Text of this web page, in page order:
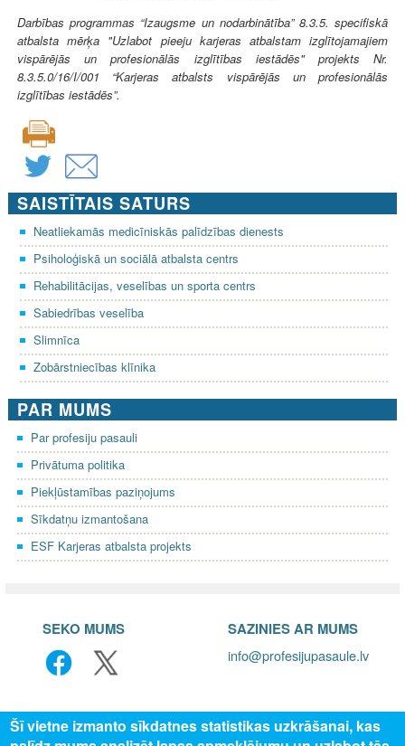
Darbības programmas “Izaugsme un nodarbinātība” 8.3.5. specifiskā
atbalsta mērķa "Uzlabot pieeju karjeras atbalstam izglītojamajiem
vispārējās un profesionālās izglītības iestādēs" projekts Nr.
8.3.5.0/16/I/001 “Karjeras atbalsts vispārējās un profesionālās
izglītības iestādēs”.
SAISTĪTAIS SATURS
Neatliekamās medicīniskās palīdzības dienests
Psiholoģiskā un sociālā atbalsta centrs
Rehabilitācijas, veselības un sporta centrs
Sabiedrības veselība
Slimnīca
Zobārstniecības klīnika
PAR MUMS
Par profesiju pasauli
Privātuma politika
Piekļūstamības paziņojums
Sīkdatņu izmantošana
ESF Karjeras atbalsta projekts
SEKO MUMS SAZINIES AR MUMS
info@profesijupasaule.lv
Šī vietne izmanto sīkdatnes statistikas uzkrāšanai, kas